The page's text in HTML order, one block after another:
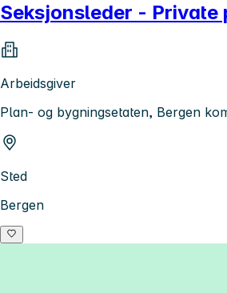
Seksjonsleder - Private
Arbeidsgiver
Plan- og bygningsetaten, Bergen
Sted
Bergen